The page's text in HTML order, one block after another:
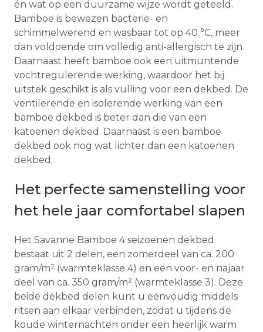
én wat op een duurzame wijze wordt geteeld.
Bamboe is bewezen bacterie- en
schimmelwerend en wasbaar tot op 40 °C, meer
dan voldoende om volledig anti-allergisch te zijn.
Daarnaast heeft bamboe ook een uitmuntende
vochtregulerende werking, waardoor het bij
uitstek geschikt is als vulling voor een dekbed. De
ventilerende en isolerende werking van een
bamboe dekbed is beter dan die van een
katoenen dekbed. Daarnaast is een bamboe
dekbed ook nog wat lichter dan een katoenen
dekbed.
Het perfecte samenstelling voor
het hele jaar comfortabel slapen
Het Savanne Bamboe 4 seizoenen dekbed
bestaat uit 2 delen, een zomerdeel van ca. 200
gram/m² (warmteklasse 4) en een voor- en najaar
deel van ca. 350 gram/m² (warmteklasse 3). Deze
beide dekbed delen kunt u eenvoudig middels
ritsen aan elkaar verbinden, zodat u tijdens de
koude winternachten onder een heerlijk warm